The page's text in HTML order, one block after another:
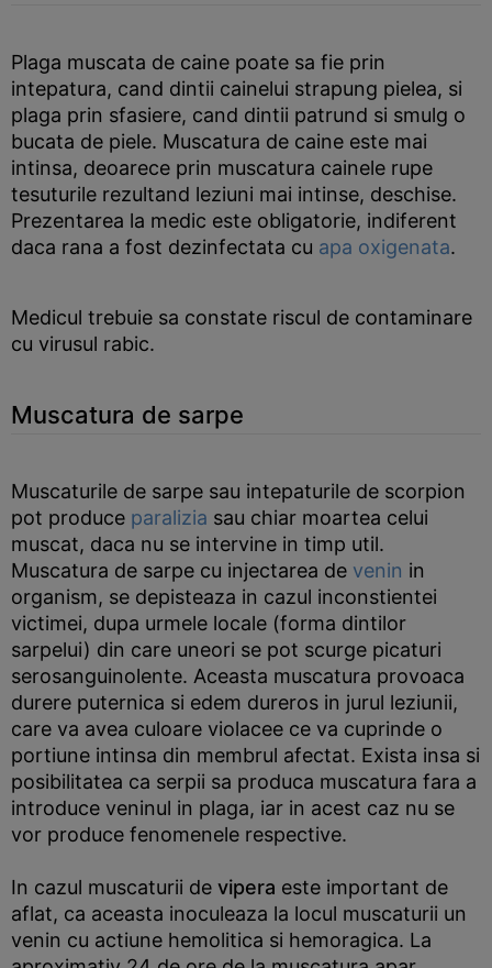
Plaga muscata de caine poate sa fie prin
intepatura, cand dintii cainelui strapung pielea, si
plaga prin sfasiere, cand dintii patrund si smulg o
bucata de piele. Muscatura de caine este mai
intinsa, deoarece prin muscatura cainele rupe
tesuturile rezultand leziuni mai intinse, deschise.
Prezentarea la medic este obligatorie, indiferent
daca rana a fost dezinfectata cu apa oxigenata.
Medicul trebuie sa constate riscul de contaminare
cu virusul rabic.
Muscatura de sarpe
Muscaturile de sarpe sau intepaturile de scorpion
pot produce paralizia sau chiar moartea celui
muscat, daca nu se intervine in timp util.
Muscatura de sarpe cu injectarea de venin in
organism, se depisteaza in cazul inconstientei
victimei, dupa urmele locale (forma dintilor
sarpelui) din care uneori se pot scurge picaturi
serosanguinolente. Aceasta muscatura provoaca
durere puternica si edem dureros in jurul leziunii,
care va avea culoare violacee ce va cuprinde o
portiune intinsa din membrul afectat. Exista insa si
posibilitatea ca serpii sa produca muscatura fara a
introduce veninul in plaga, iar in acest caz nu se
vor produce fenomenele respective.
In cazul muscaturii de vipera este important de
aflat, ca aceasta inoculeaza la locul muscaturii un
venin cu actiune hemolitica si hemoragica. La